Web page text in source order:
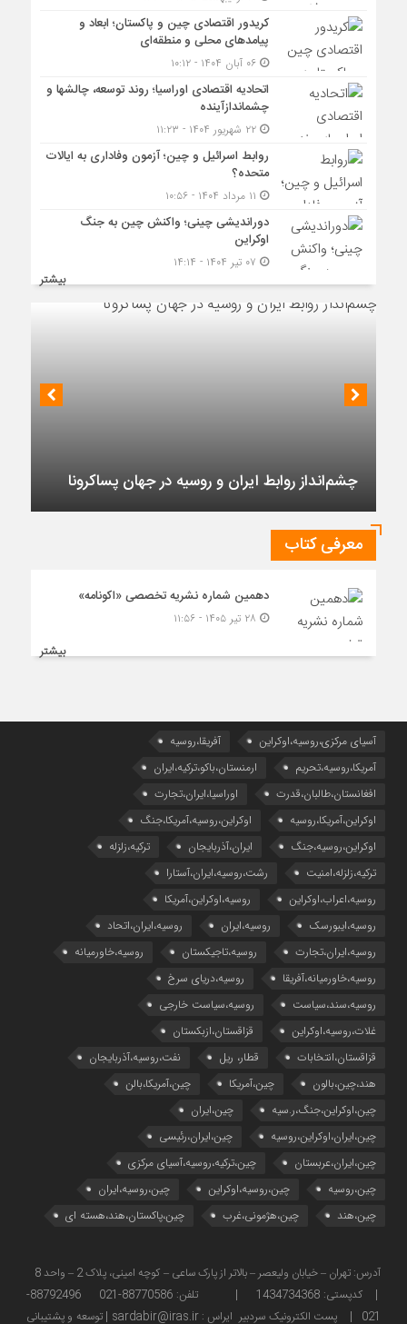
کریدور اقتصادی چین و پاکستان؛ ابعاد و
پیامدهای محلی و منطقه‌ای
۰۶ آبان ۱۴۰۴ - ۱۰:۱۲
اتحادیه اقتصادی اوراسیا؛ روند توسعه، چالشها و
چشماندازآینده
۲۲ شهریور ۱۴۰۴ - ۱۱:۲۳
روابط اسرائیل و چین؛ آزمون وفاداری به ایالات
متحده؟
دوراندیشی چینی؛ واکنش چین به جنگ
اوکراین
بیشتر
چشم‌انداز روابط ایران و روسیه در جهان پساکرونا
معرفی کتاب
دهمین شماره نشریه تخصصی «اکونامه»
بیشتر
آسیای مرکزی،روسیه،اوکراین
آفریقا،روسیه
آمریکا،روسیه،تحریم
ارمنستان،باکو،ترکیه،ایران
افغانستان،طالبان،قدرت
اوراسیا،ایران،تجارت
اوکراین،آمریکا،روسیه
اوکراین،روسیه،آمریکا،جنگ
اوکراین،روسیه،جنگ
ایران،آذربایجان
ترکیه،زلزله
ترکیه،زلزله،امنیت
رشت،روسیه،ایران،آستارا
روسیه،اعراب،اوکراین
روسیه،اوکراین،آمریکا
روسیه،ایبورسک
روسیه،ایران
روسیه،ایران،اتحاد
روسیه،ایران،تجارت
روسیه،تاجیکستان
روسیه،خاورمیانه
روسیه،خاورمیانه،آفریقا
روسیه،دریای سرخ
روسیه،سند،سیاست
روسیه،سیاست خارجی
غلات،روسیه،اوکراین
قزاقستان،ازبکستان
قزاقستان،انتخابات
قطار، ریل
نفت،روسیه،آذربایجان
هند،چین،بالون
چین،آمریکا
چین،آمریکا،بالن
چین،اوکراین،جنگ،ر.سیه
چین،ایران
چین،ایران،اوکراین،روسیه
چین،ایران،رئیسی
چین،ایران،عربستان
چین،ترکیه،روسیه،آسیای مرکزی
چین،روسیه
چین،روسیه،اوکراین
چین،روسیه،ایران
چین،هند
چین،هژمونی،غرب چین،پاکستان،هند،هسته ای
| کدپستی: 1434734368 | تلفن: 88770586-021 88792496-
021 | پست الکترونیک سردبیر ایراس : sardabir@iras.ir |
توسعه و پشتیبانی